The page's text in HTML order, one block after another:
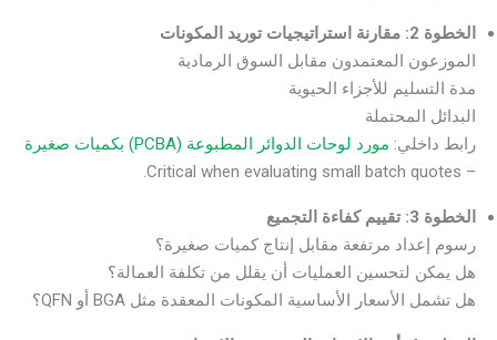
الخطوة 2: مقارنة استراتيجيات توريد المكونات
الموزعون المعتمدون مقابل السوق الرمادية
مدة التسليم للأجزاء الحيوية
البدائل المحتملة
رابط داخلي: مورد لوحات الدوائر المطبوعة (PCBA) بكميات صغيرة
– Critical when evaluating small batch quotes.
الخطوة 3: تقييم كفاءة التجميع
رسوم إعداد مرتفعة مقابل إنتاج كميات صغيرة؟
هل يمكن لتحسين العمليات أن يقلل من تكلفة العمالة؟
هل تشمل الأسعار الأساسية المكونات المعقدة مثل BGA أو QFN؟